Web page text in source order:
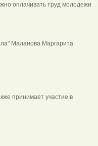
оплачивать труд молодежи
Маланова Маргарита
принимает участие в